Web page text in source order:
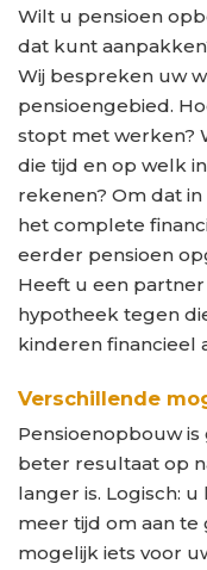
Wilt u pensioen
dat kunt
Wij bespreken uw
pensioengebied.
stopt met werken?
die tijd en op welk
rekenen? Om dat
het complete
eerder pensioen
Heeft u een
hypotheek tegen
kinderen financieel
Verschillende
Pensioenopbouw
beter resultaat op
langer is. Logisch:
meer tijd om aan te
mogelijk iets voor